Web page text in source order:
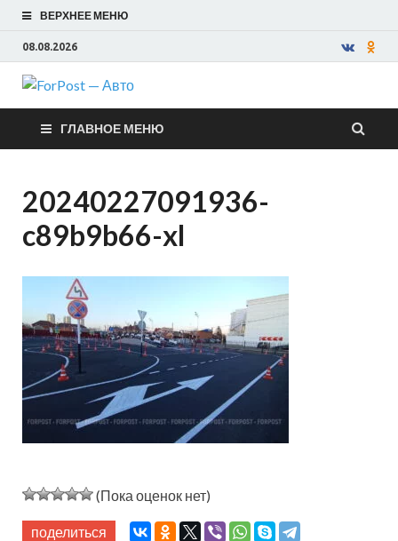
ВЕРХНЕЕ МЕНЮ
08.08.2026
ForPost —
Авто
ГЛАВНОЕ МЕНЮ
20240227091936-
c89b9b66-xl
(Пока оценок нет)
поделиться